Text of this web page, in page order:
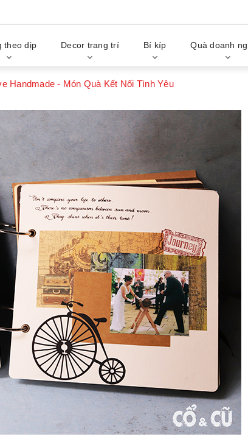
theo dịp Decor trang trí Bí kíp Quà doanh
Handmade - Món Quà Kết Nối Tình Yêu